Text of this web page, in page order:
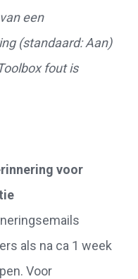
een
(standaard: Aan)
fout is
voor
als na ca 1 week
Voor